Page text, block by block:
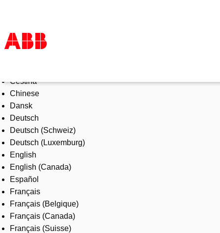
Products & Solutions
Industries
Services
About us
Where to buy
Contact us
Careers
Čeština
Chinese
Dansk
Deutsch
Deutsch (Schweiz)
Deutsch (Luxemburg)
English
English (Canada)
Español
Français
Français (Belgique)
Français (Canada)
Français (Suisse)